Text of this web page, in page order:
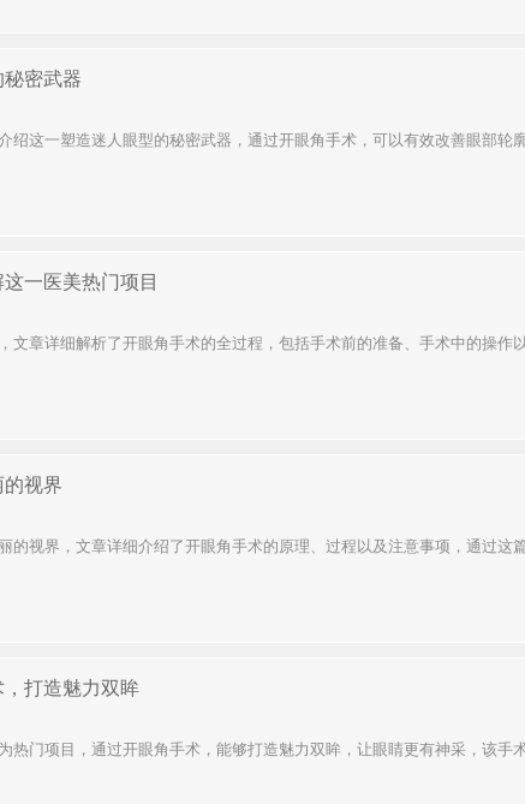
密武器
绍这一塑造迷人眼型的秘密武器，通过开眼角手术，可以有效改善眼部轮
一医美热门项目
文章详细解析了开眼角手术的全过程，包括手术前的准备、手术中的操作
视界
的视界，文章详细介绍了开眼角手术的原理、过程以及注意事项，通过这
，打造魅力双眸
热门项目，通过开眼角手术，能够打造魅力双眸，让眼睛更有神采，该手